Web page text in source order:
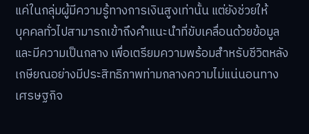
แค่ในกลุ่มผู้มีความรู้ทางการเงินสูงเท่านั้น แต่ยังช่วยให้
บุคคลทั่วไปสามารถเข้าถึงคำแนะนำที่ขับเคลื่อนด้วยข้อมูล
และมีความเป็นกลาง เพื่อเตรียมความพร้อมสำหรับชีวิตหลัง
เกษียณอย่างมีประสิทธิภาพท่ามกลางความไม่แน่นอนทาง
เศรษฐกิจ